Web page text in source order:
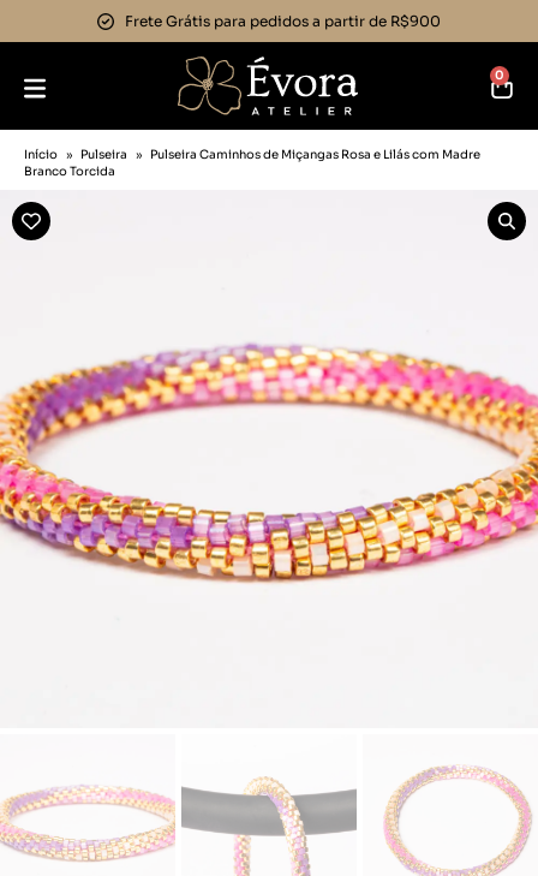
Frete Grátis para pedidos a partir de R$900
0
Início » Pulseira »
Pulseira Caminhos de Miçangas Rosa e Lilás com Madre
Branco Torcida